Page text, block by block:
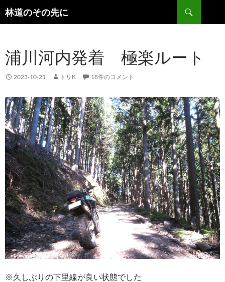
林道のその先に
検
索
ン
ツ
へ
ッ
プ
浦川河内発着 極楽ルート
2023-10-21 トリK 18件のコメント
※久しぶりの下里線が良い状態でした